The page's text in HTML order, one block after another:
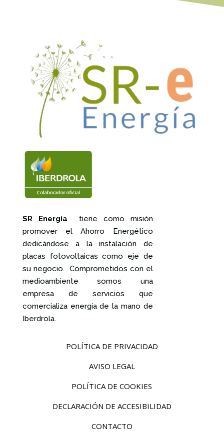
SR Energía
tiene como misión
promover el Ahorro Energético
dedicándose a la instalación de
placas fotovoltaicas como eje de
su negocio. Comprometidos con el
medioambiente somos una
empresa de servicios que
comercializa energía de la mano de
Iberdrola.
POLÍTICA DE PRIVACIDAD
AVISO LEGAL
POLÍTICA DE COOKIES
DECLARACIÓN DE ACCESIBILIDAD
CONTACTO